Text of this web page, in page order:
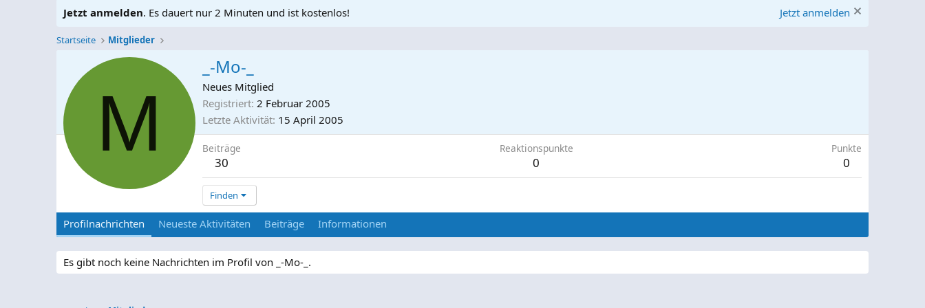
Jetzt anmelden. Es dauert nur 2 Minuten und ist kostenlos! Jetzt anmelden
Startseite Mitglieder
M
_-Mo-_
Neues Mitglied
Registriert 2 Februar 2005
Letzte Aktivität 15 April 2005
Beiträge
30
Reaktionspunkte
0
Punkte
0
Finden
Profilnachrichten Neueste Aktivitäten Beiträge Informationen
Es gibt noch keine Nachrichten im Profil von _-Mo-_.